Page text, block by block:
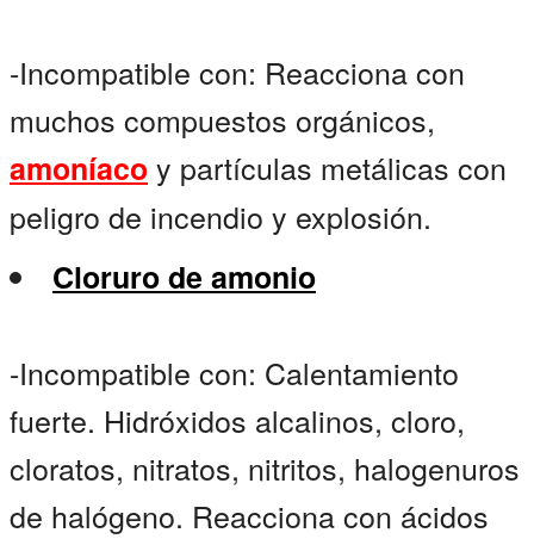
-Incompatible con: Reacciona con
muchos compuestos orgánicos,
amoníacoy partículas metálicas con
peligro de incendio y explosión.
Cloruro de amonio
-Incompatible con: Calentamiento
fuerte. Hidróxidos alcalinos, cloro,
cloratos, nitratos, nitritos, halogenuros
de halógeno. Reacciona con ácidos